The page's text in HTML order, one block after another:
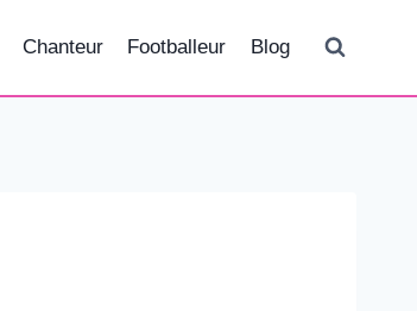
Chanteur Footballeur Blog